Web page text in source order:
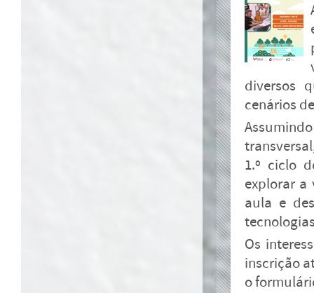
diversos
cenários
1.º ciclo
explorar a
aula e
Os
inscrição
o